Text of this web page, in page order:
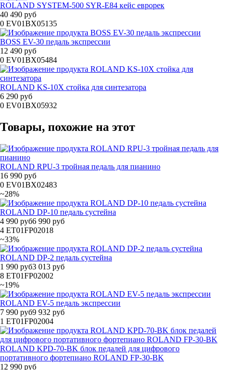
ROLAND SYSTEM-500 SYR-E84 кейс еврорек
40 490 руб
0 EV01BX05135
BOSS EV-30 педаль экспрессии
12 490 руб
0 EV01BX05484
ROLAND KS-10X стойка для синтезатора
6 290 руб
0 EV01BX05932
Товары, похожие на этот
ROLAND RPU-3 тройная педаль для пианино
16 990 руб
0 EV01BX02483
~28%
ROLAND DP-10 педаль сустейна
4 990 руб6 990 руб
4 ET01FP02018
~33%
ROLAND DP-2 педаль сустейна
1 990 руб3 013 руб
8 ET01FP02002
~19%
ROLAND EV-5 педаль экспрессии
7 990 руб9 932 руб
1 ET01FP02004
ROLAND KPD-70-BK блок педалей для цифрового
портативного фортепиано ROLAND FP-30-BK
12 990 руб